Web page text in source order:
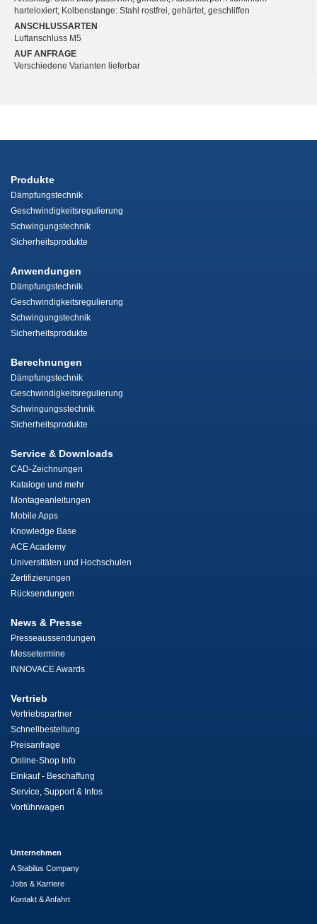
harteloxiert; Kolbenstange: Stahl rostfrei, gehärtet, geschliffen
ANSCHLUSSARTEN
Luftanschluss M5
AUF ANFRAGE
Verschiedene Varianten lieferbar
Produkte
Dämpfungstechnik
Geschwindigkeitsregulierung
Schwingungstechnik
Sicherheitsprodukte
Anwendungen
Dämpfungstechnik
Geschwindigkeitsregulierung
Schwingungstechnik
Sicherheitsprodukte
Berechnungen
Dämpfungstechnik
Geschwindigkeitsregulierung
Schwingungsstechnik
Sicherheitsprodukte
Service & Downloads
CAD-Zeichnungen
Kataloge und mehr
Montageanleitungen
Mobile Apps
Knowledge Base
ACE Academy
Universitäten und Hochschulen
Zertifizierungen
Rücksendungen
News & Presse
Presseaussendungen
Messetermine
INNOVACE Awards
Vertrieb
Vertriebspartner
Schnellbestellung
Preisanfrage
Online-Shop Info
Einkauf - Beschaffung
Service, Support & Infos
Vorführwagen
Unternehmen
A Stabilus Company
Jobs & Karriere
Kontakt & Anfahrt